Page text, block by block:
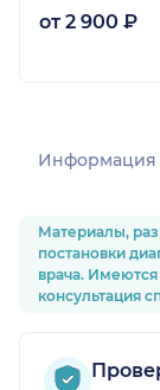
от 2 900 ₽
Информация
Материалы,
постановки
врача.
консультация